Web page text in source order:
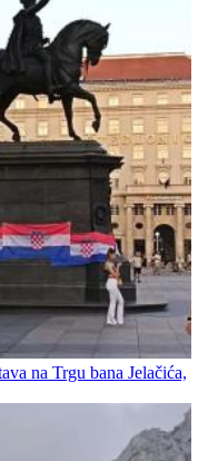
na Trgu bana Jelačića,